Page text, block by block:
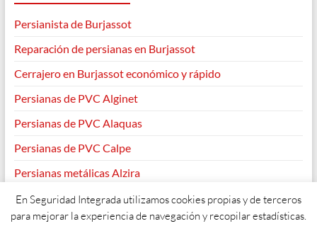
Persianista de Burjassot
Reparación de persianas en Burjassot
Cerrajero en Burjassot económico y rápido
Persianas de PVC Alginet
Persianas de PVC Alaquas
Persianas de PVC Calpe
Persianas metálicas Alzira
En Seguridad Integrada utilizamos cookies propias y de terceros
para mejorar la experiencia de navegación y recopilar estadísticas.